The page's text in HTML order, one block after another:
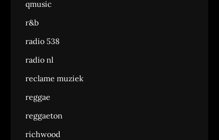
qmusic
r&b
radio 538
radio nl
reclame muziek
reggae
reggaeton
richwood